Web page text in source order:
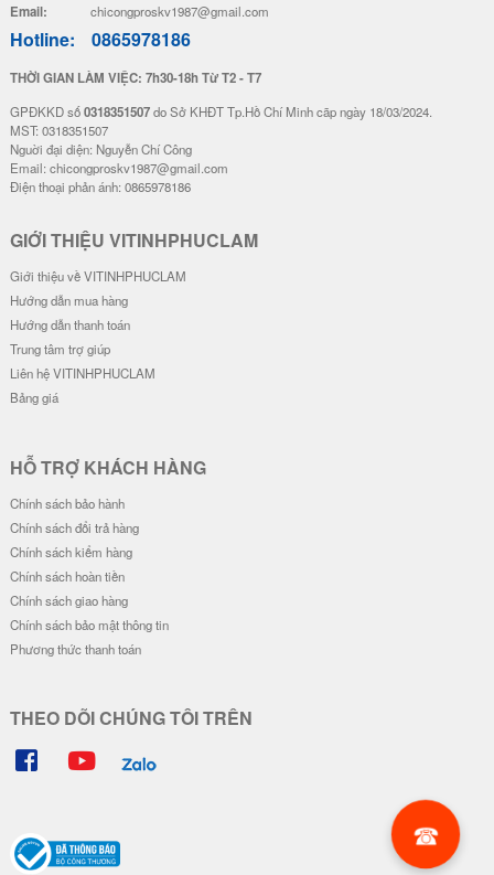
Email: chicongproskv1987@gmail.com
Hotline: 0865978186
THỜI GIAN LÀM VIỆC: 7h30-18h Từ T2 - T7
GPĐKKD số0318351507do Sở KHĐT Tp.Hồ Chí Minh cãp ngày 18/03/2024.
MST: 0318351507
Nguời đại diện: Nguyễn Chí Công
Email: chicongproskv1987@gmail.com
Điện thoại phản ánh: 0865978186
GIỚI THIỆU VITINHPHUCLAM
Giới thiệu về VITINHPHUCLAM
Hướng dẫn mua hàng
Hướng dẫn thanh toán
Trung tâm trợ giúp
Liên hệ VITINHPHUCLAM
Bảng giá
HỖ TRỢ KHÁCH HÀNG
Chính sách bảo hành
Chính sách đổi trả hàng
Chính sách kiểm hàng
Chính sách hoàn tiền
Chính sách giao hàng
Chính sách bảo mật thông tin
Phương thức thanh toán
THEO DÕI CHÚNG TÔI TRÊN